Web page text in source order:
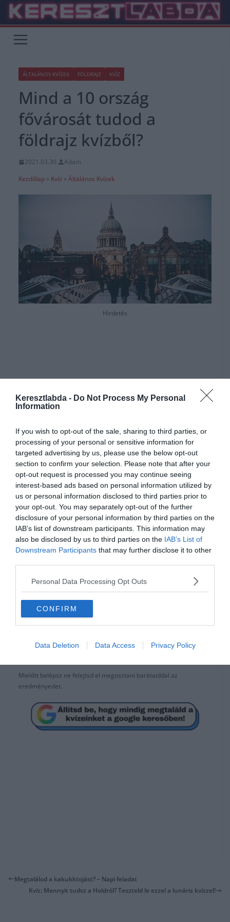
Keresztlabda - Do Not Process My Personal
Information
If you wish to opt-out of the sale, sharing to third parties, or
processing of your personal or sensitive information for
targeted advertising by us, please use the below opt-out
section to confirm your selection. Please note that after your
opt-out request is processed you may continue seeing
interest-based ads based on personal information utilized by
us or personal information disclosed to third parties prior to
your opt-out. You may separately opt-out of the further
disclosure of your personal information by third parties on the
IAB’s list of downstream participants. This information may
also be disclosed by us to third parties on the IAB’s List of
Downstream Participants that may further disclose it to other
Personal Data Processing Opt Outs
CONFIRM
Data Deletion Data Access Privacy Policy
Skip
content
ÁLTALÁNOS KVÍZEK FÖLDRAJZ KVÍZ
Mind a 10 ország
fővárosát tudod a
földrajz kvízből?
2021.03.30.
Adam
Kezdőlap » Kvíz » Általános Kvízek
Hirdetés
0%
Lengyelország
Varsó
Krakkó
Ha érdekelnek további kvízekitt megtalálod őket, illetve
Mielőtt belépsz ne felejtsd el megosztani barátaiddal az
eredményedet.
Megtalálod a kakukktojást? – Napi feladat
Kvíz: Mennyit tudsz a Holdról? Teszteld le ezzel a lunáris kvízzel!